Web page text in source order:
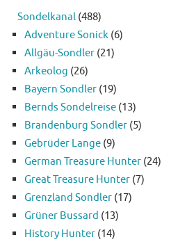
Sondelkanal (488)
Adventure Sonick (6)
Allgäu-Sondler (21)
Arkeolog (26)
Bayern Sondler (19)
Bernds Sondelreise (13)
Brandenburg Sondler (5)
Gebrüder Lange (9)
German Treasure Hunter (24)
Great Treasure Hunter (7)
Grenzland Sondler (17)
Grüner Bussard (13)
History Hunter (14)